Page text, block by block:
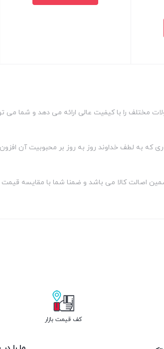
را با کیفیت عالی ارائه می دهد و شما می
که به لطف خداوند روز به روز بر محبوبیت آن
تضمین اصالت کالا می باشد و ضمنا شما با مقایسه
کف قیمت بازار